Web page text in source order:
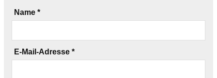
Name *
E-Mail-Adresse *